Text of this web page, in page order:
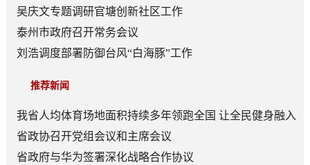
吴庆文专题调研官塘创新社区工作
泰州市政府召开常务会议
刘浩调度部署防御台风“白海豚”工作
推荐新闻
我省人均体育场地面积持续多年领跑全国 让全民健身融入
日常成为风尚
省政协召开党组会议和主席会议
省政府与华为签署深化战略合作协议